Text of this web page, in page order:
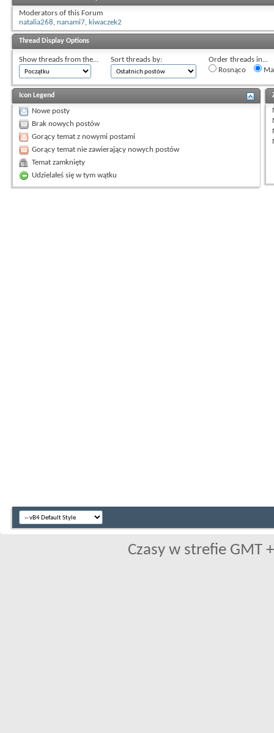
Moderators of this Forum
natalia268, nanami7, kiwaczek2
Thread Display Options
Show threads from the... Sort threads by:
Order threads in...
Rosnąco
Icon Legend
Nowe posty
Brak nowych postów
Gorący temat z nowymi postami
Gorący temat nie zawierający nowych postów
Temat zamknięty
Udzielałeś się w tym wątku
Czasy w strefie GMT